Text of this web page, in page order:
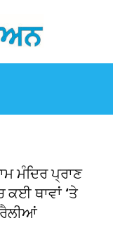
ਮੰਦਿਰ ਪ੍ਰਾਣ
ਕਈ ਥਾਵਾਂ ‘ਤੇ
ਰੈਲੀਆਂ